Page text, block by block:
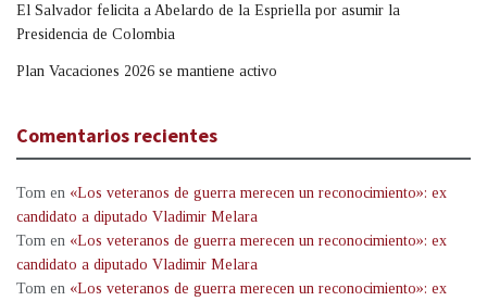
El Salvador felicita a Abelardo de la Espriella por asumir la
Presidencia de Colombia
Plan Vacaciones 2026 se mantiene activo
Comentarios recientes
Tom en «Los veteranos de guerra merecen un reconocimiento»: ex
candidato a diputado Vladimir Melara
Tom en «Los veteranos de guerra merecen un reconocimiento»: ex
candidato a diputado Vladimir Melara
Tom en «Los veteranos de guerra merecen un reconocimiento»: ex